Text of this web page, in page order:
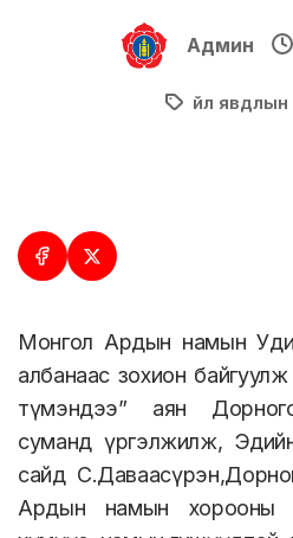
Админ
Үйл
Монгол Ардын намын
албанаас зохион
түмэндээ” аян
суманд үргэлжилж,
сайд
Ардын намын хорооны